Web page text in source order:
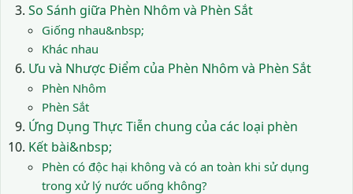
So Sánh giữa Phèn Nhôm và Phèn Sắt
Giống nhau&nbsp;
Khác nhau
Ưu và Nhược Điểm của Phèn Nhôm và Phèn Sắt
Phèn Nhôm
Phèn Sắt
Ứng Dụng Thực Tiễn chung của các loại phèn
Kết bài&nbsp;
Phèn có độc hại không và có an toàn khi sử dụng
trong xử lý nước uống không?